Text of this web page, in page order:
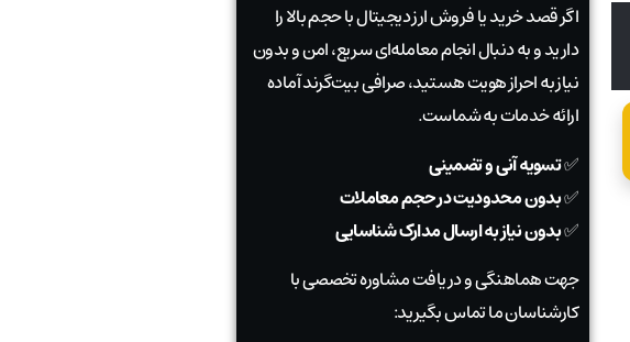
اگر قصد خرید یا فروش ارز دیجیتال با حجم بالا را
دارید و به دنبال انجام معامله‌ای سریع، امن و بدون
نیاز به احراز هویت هستید، صرافی بیت‌گرند آماده
ارائه خدمات به شماست.
✅تسویه آنی و تضمینی
✅بدون محدودیت در حجم معاملات
✅بدون نیاز به ارسال مدارک شناسایی
جهت هماهنگی و دریافت مشاوره تخصصی با
کارشناسان ما تماس بگیرید: